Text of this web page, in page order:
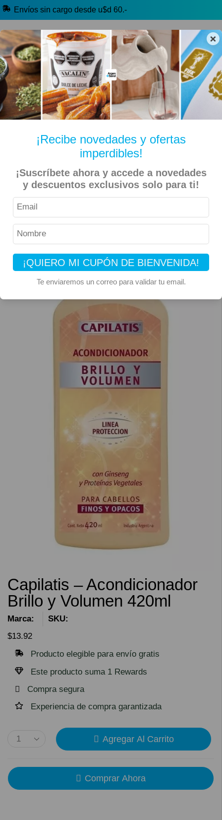
×
¡Recibe novedades y ofertas
imperdibles!
¡Suscríbete ahora y accede a novedades
y descuentos exclusivos solo para ti!
¡QUIERO MI CUPÓN DE BIENVENIDA!
Te enviaremos un correo para validar tu email.
Envíos sin cargo desde u$d 60.-
🔥 Alfajores y Golosinas
🧉 Clásicos argentinos 🏷️ Todas las categorías
Inicio Belleza y Salud Jabones y Shampoo
Capilatis – Acondicionador Brillo y Volumen 420ml
Capilatis – Acondicionador
Brillo y Volumen 420ml
Marca:
SKU:
$13.92
Producto elegible para envío gratis
Este producto suma 1 Rewards
Compra segura
Experiencia de compra garantizada
Agregar Al Carrito
Comprar Ahora